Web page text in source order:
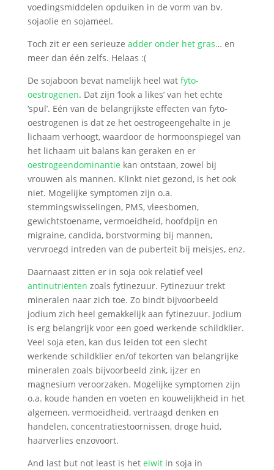
voedingsmiddelen opduiken in de vorm van bv.
sojaolie en sojameel.
Toch zit er een serieuze adder onder het gras… en
meer dan één zelfs. Helaas :(
De sojaboon bevat namelijk heel wat fyto-
oestrogenen. Dat zijn ‘look a likes’ van het echte
‘spul’. Eén van de belangrijkste effecten van fyto-
oestrogenen is dat ze het oestrogeengehalte in je
lichaam verhoogt, waardoor de hormoonspiegel van
het lichaam uit balans kan geraken en er
oestrogeendominantiekan ontstaan, zowel bij
vrouwen als mannen. Klinkt niet gezond, is het ook
niet. Mogelijke symptomen zijn o.a.
stemmingswisselingen, PMS, vleesbomen,
gewichtstoename, vermoeidheid, hoofdpijn en
migraine, candida, borstvorming bij mannen,
vervroegd intreden van de puberteit bij meisjes, enz.
Daarnaast zitten er in soja ook relatief veel
antinutriënten zoals fytinezuur. Fytinezuur trekt
mineralen naar zich toe. Zo bindt bijvoorbeeld
jodium zich heel gemakkelijk aan fytinezuur. Jodium
is erg belangrijk voor een goed werkende schildklier.
Veel soja eten, kan dus leiden tot een slecht
werkende schildklier en/of tekorten van belangrijke
mineralen zoals bijvoorbeeld zink, ijzer en
magnesium veroorzaken. Mogelijke symptomen zijn
o.a. koude handen en voeten en kouwelijkheid in het
algemeen, vermoeidheid, vertraagd denken en
handelen, concentratiestoornissen, droge huid,
haarverlies enzovoort.
And last but not least is het eiwitin soja in